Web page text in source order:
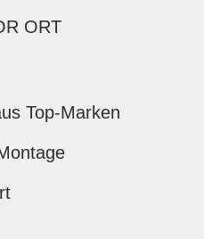
ORT
Top-Marken